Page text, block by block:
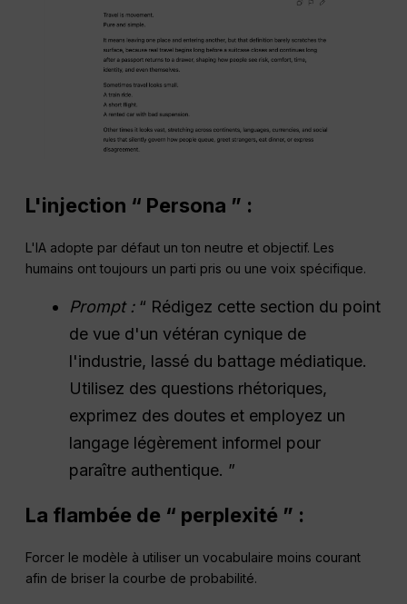
L'injection “ Persona ” :
L'IA adopte par défaut un ton neutre et objectif. Les
humains ont toujours un parti pris ou une voix spécifique.
Prompt :“ Rédigez cette section du point
de vue d'un vétéran cynique de
l'industrie, lassé du battage médiatique.
Utilisez des questions rhétoriques,
exprimez des doutes et employez un
langage légèrement informel pour
paraître authentique. ”
La flambée de “ perplexité ” :
Forcer le modèle à utiliser un vocabulaire moins courant
afin de briser la courbe de probabilité.